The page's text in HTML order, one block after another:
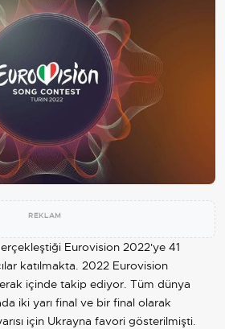
REKLAM
Eurovision 2022'ye 41
katılmakta. 2022 Eurovision
içinde takip ediyor. Tüm dünya
iki yarı final ve bir final olarak
için Ukrayna favori gösterilmişti.